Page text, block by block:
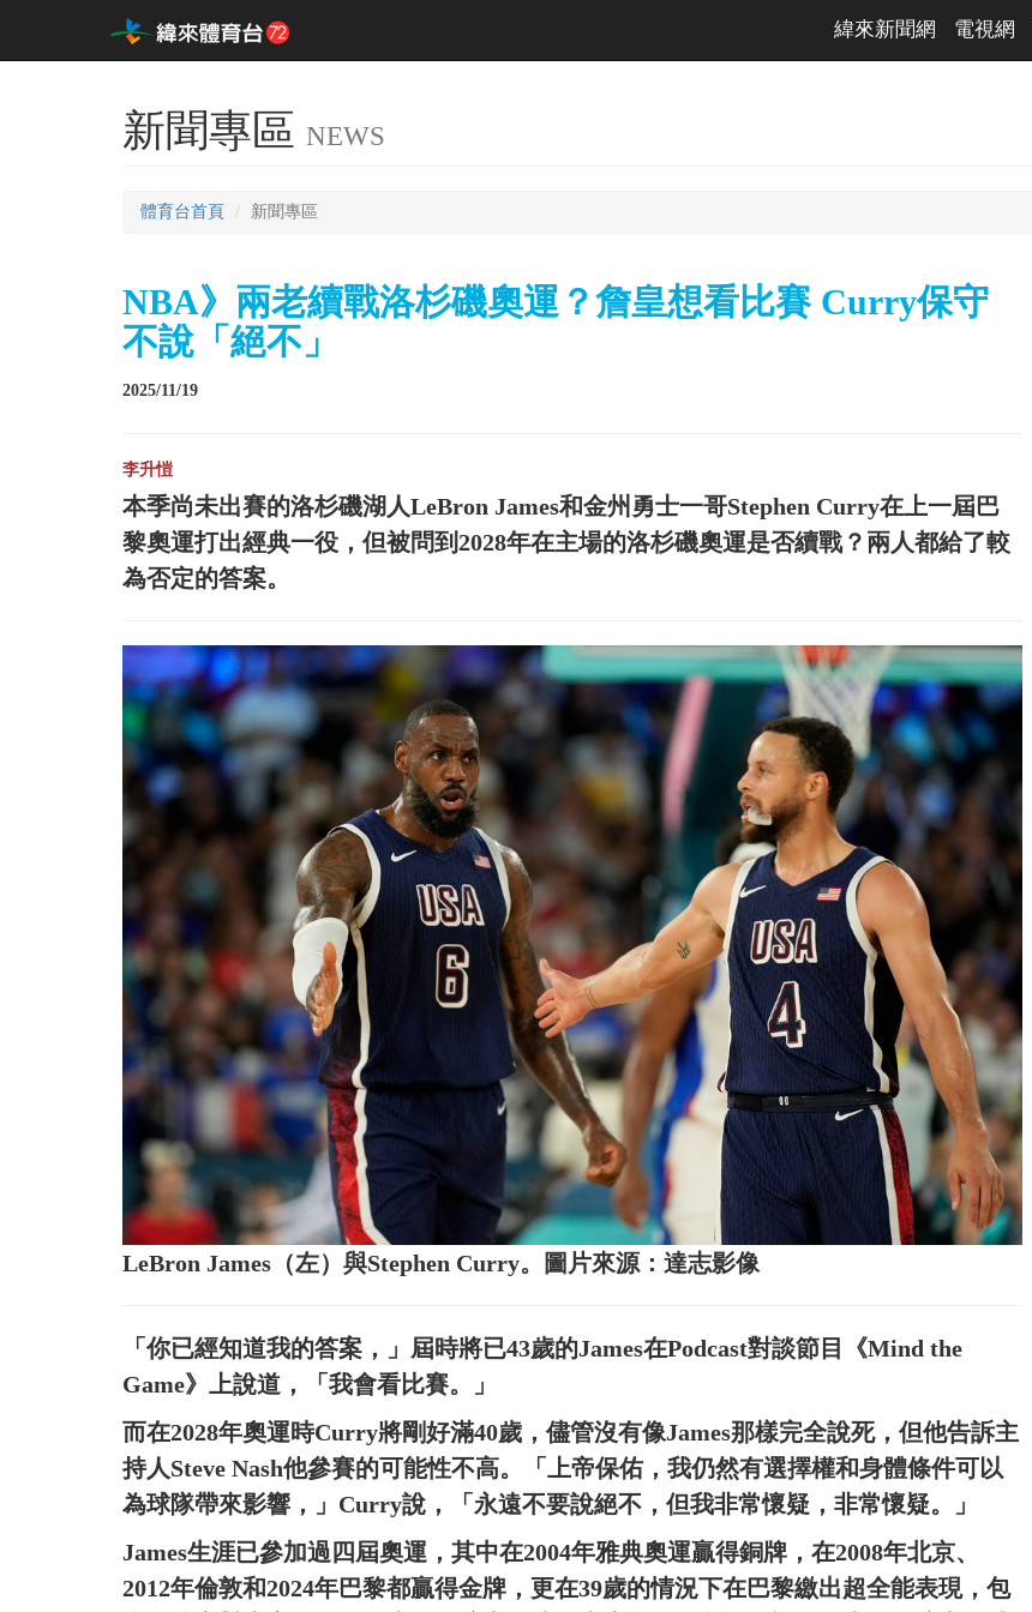
緯來新聞網 電視網
新聞專區 NEWS
體育台首頁 新聞專區
NBA》兩老續戰洛杉磯奧運？詹皇想看比賽 Curry保守
不說「絕不」
2025/11/19
李升愷
本季尚未出賽的洛杉磯湖人LeBron James和金州勇士一哥Stephen Curry在上一屆巴
黎奧運打出經典一役，但被問到2028年在主場的洛杉磯奧運是否續戰？兩人都給了較
為否定的答案。
LeBron James（左）與Stephen Curry。圖片來源：達志影像
「你已經知道我的答案，」屆時將已43歲的James在Podcast對談節目《Mind the
Game》上說道，「我會看比賽。」
而在2028年奧運時Curry將剛好滿40歲，儘管沒有像James那樣完全說死，但他告訴主
持人Steve Nash他參賽的可能性不高。「上帝保佑，我仍然有選擇權和身體條件可以
為球隊帶來影響，」Curry說，「永遠不要說絕不，但我非常懷疑，非常懷疑。」
James生涯已參加過四屆奧運，其中在2004年雅典奧運贏得銅牌，在2008年北京、
2012年倫敦和2024年巴黎都贏得金牌，更在39歲的情況下在巴黎繳出超全能表現，包